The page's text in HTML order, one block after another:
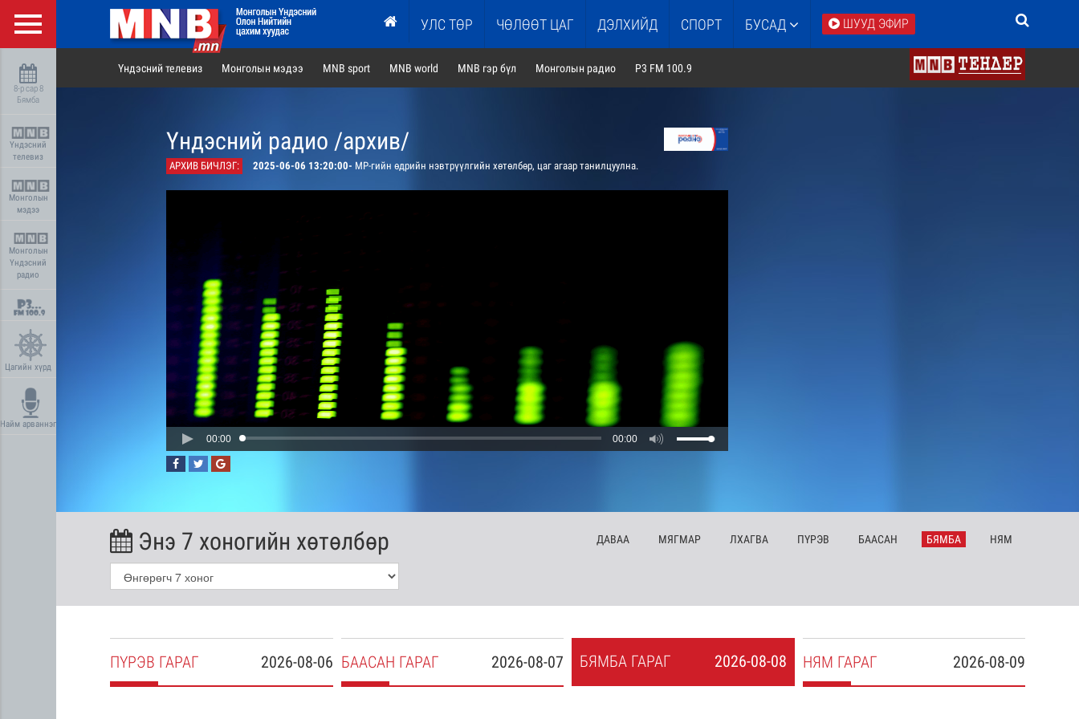
УЛС ТӨР ЧӨЛӨӨТ ЦАГ ДЭЛХИЙД СПОРТ БУСАД ШУУД ЭФИР
8-р сар 8
Бямба
Үндэсний
телевиз
Монголын
мэдээ
Монголын
Үндэсний
радио
Цагийн хүрд
Найм арваннэг
Үндэсний телевиз Монголын мэдээ MNB sport MNB world MNB гэр бүл Монголын радио P3 FM 100.9
Үндэсний радио /архив/
АРХИВ БИЧЛЭГ: 2025-06-06 13:20:00- МР-гийн өдрийн нэвтрүүлгийн хөтөлбөр, цаг агаар танилцуулна.
00:00 00:00
Энэ 7 хоногийн хөтөлбөр ДАВАА МЯГМАР ЛХАГВА ПҮРЭВ БААСАН БЯМБА НЯМ
2026-08-06
ПҮРЭВ ГАРАГ 2026-08-07
БААСАН ГАРАГ 2026-08-08
БЯМБА ГАРАГ 2026-08-09
НЯМ ГАРАГ